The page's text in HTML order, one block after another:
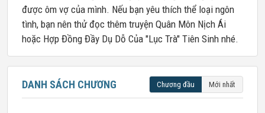
được ôm vợ của mình. Nếu bạn yêu thích thể loại ngôn
tình, bạn nên thử đọc thêm truyện Quân Môn Nịch Ái
hoặc Hợp Đồng Đầy Dụ Dỗ Của "Lục Trà" Tiên Sinh nhé.
DANH SÁCH CHƯƠNG Chương đầu Mới nhất